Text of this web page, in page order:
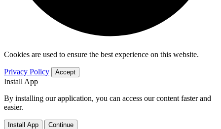
Cookies are used to ensure the best experience on this website.
Privacy Policy Accept
Install App
By installing our application, you can access our content faster and
easier.
Install App Continue